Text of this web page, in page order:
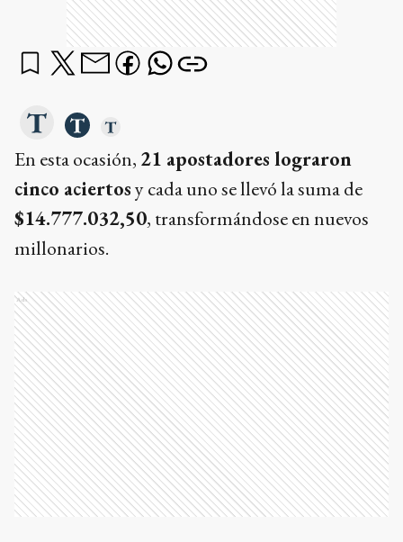
En esta ocasión, 21 apostadores lograron
cinco aciertosy cada uno se llevó la suma de
$14.777.032,50, transformándose en nuevos
millonarios.
Ads